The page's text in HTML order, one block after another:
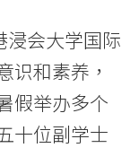
浸会大学国际
识和素养，
假举办多个
十位副学士